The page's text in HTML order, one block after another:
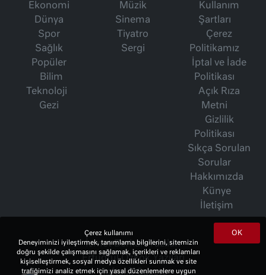
Ekonomi
Dünya
Spor
Sağlık
Popüler
Bilim
Teknoloji
Gezi
Müzik
Sinema
Tiyatro
Sergi
Kullanım
Şartları
Çerez
Politikamız
İptal ve İade
Politikası
Açık Rıza
Metni
Gizlilik
Politikası
Sıkça Sorulan
Sorular
Hakkımızda
Künye
İletişim
İsmet Berkan Yazıları
Ertuğrul Özkök Yazıları
Haftalık Gazete
OK
Çerez kullanımı
Deneyiminizi iyileştirmek, tanımlama bilgilerini, sitemizin
doğru şekilde çalışmasını sağlamak, içerikleri ve reklamları
kişiselleştirmek, sosyal medya özellikleri sunmak ve site
trafiğimizi analiz etmek için yasal düzenlemelere uygun